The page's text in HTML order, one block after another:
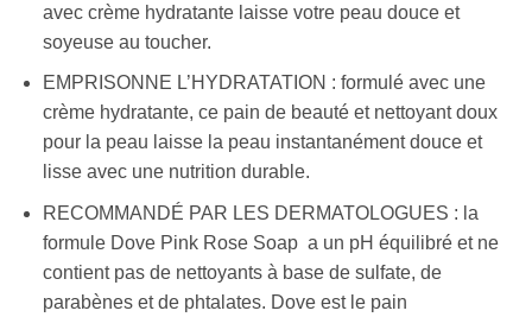
avec crème hydratante laisse votre peau douce et
soyeuse au toucher.
EMPRISONNE L’HYDRATATION : formulé avec une
crème hydratante, ce pain de beauté et nettoyant doux
pour la peau laisse la peau instantanément douce et
lisse avec une nutrition durable.
RECOMMANDÉ PAR LES DERMATOLOGUES : la
formule Dove Pink Rose Soap a un pH équilibré et ne
contient pas de nettoyants à base de sulfate, de
parabènes et de phtalates. Dove est le pain